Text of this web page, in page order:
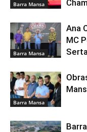
Barra Mansa
Barra Mansa
Ana
MC
Barra Mansa